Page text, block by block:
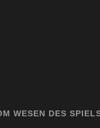
WESEN DES